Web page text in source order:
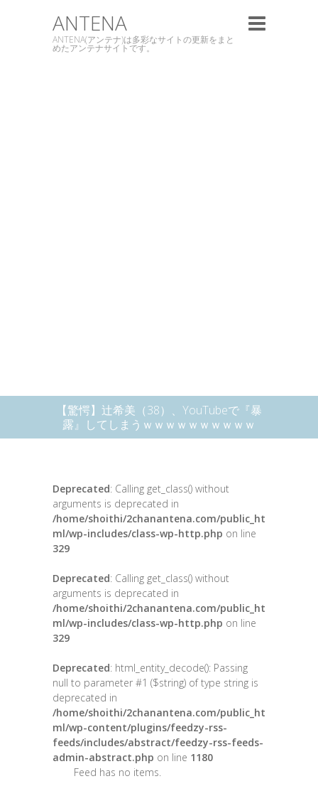
ANTENA
ANTENA(アンテナ)は多彩なサイトの更新をまと
めたアンテナサイトです。
【驚愕】辻希美（38）、YouTubeで『暴
露』してしまうｗｗｗｗｗｗｗｗｗｗ
Deprecated: Calling get_class() without
arguments is deprecated in
/home/shoithi/2chanantena.com/public_ht
ml/wp-includes/class-wp-http.php on line
329
Deprecated: Calling get_class() without
arguments is deprecated in
/home/shoithi/2chanantena.com/public_ht
ml/wp-includes/class-wp-http.php on line
329
Deprecated: html_entity_decode(): Passing
null to parameter #1 ($string) of type string is
deprecated in
/home/shoithi/2chanantena.com/public_ht
ml/wp-content/plugins/feedzy-rss-
feeds/includes/abstract/feedzy-rss-feeds-
admin-abstract.php on line 1180
Feed has no items.